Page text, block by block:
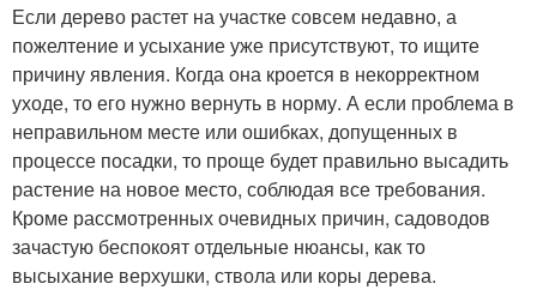
Если дерево растет на участке совсем недавно, а
пожелтение и усыхание уже присутствуют, то ищите
причину явления. Когда она кроется в некорректном
уходе, то его нужно вернуть в норму. А если проблема в
неправильном месте или ошибках, допущенных в
процессе посадки, то проще будет правильно высадить
растение на новое место, соблюдая все требования.
Кроме рассмотренных очевидных причин, садоводов
зачастую беспокоят отдельные нюансы, как то
высыхание верхушки, ствола или коры дерева.